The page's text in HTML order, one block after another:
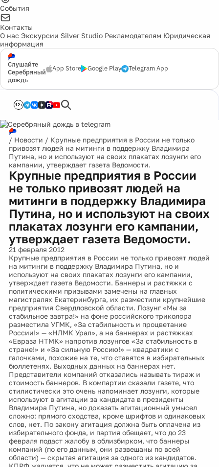
События
Контакты
О нас Экскурсии Silver Studio Рекламодателям Юридическая
информация
Слушайте
Серебряный
дождь
App Store Google Play Telegram App
12+
/ Новости / Крупные предприятия в России не только
привозят людей на митинги в поддержку Владимира
Путина, но и используют на своих плакатах лозунги его
кампании, утверждает газета Ведомости.
Крупные предприятия в России
не только привозят людей на
митинги в поддержку Владимира
Путина, но и используют на своих
плакатах лозунги его кампании,
утверждает газета Ведомости.
21 февраля 2012
Крупные предприятия в России не только привозят людей
на митинги в поддержку Владимира Путина, но и
используют на своих плакатах лозунги его кампании,
утверждает газета Ведомости. Баннеры и растяжки с
политическими призывами замечены на главных
магистралях Екатеринбурга, их разместили крупнейшие
предприятия Свердловской области. Лозунг «Мы за
стабильное завтра!» на фоне российского триколора
разместила УГМК, «За стабильность и процветание
России!» — «НЛМК Урал», а на баннерах и растяжках
«Евраза НТМК» напротив лозунгов «За стабильность в
стране!» и «За сильную Россию!» — квадратики с
галочками, похожие на те, что ставятся в избирательных
бюллетенях. Выходных данных на баннерах нет.
Представители компаний отказались называть тираж и
стоимость баннеров. В компартии сказали газете, что
стилистически это очень напоминает лозунги, которые
используют в агитации за кандидата в президенты
Владимира Путина, но доказать агитационный умысел
сложно: прямого сходства, кроме шрифтов и одинаковых
слов, нет. По закону агитация должна быть оплачена из
избирательного фонда, и партия обещает, что до 23
февраля подаст жалобу в облизбирком, что баннеры
компаний (по его данным, они развешаны по всей
области) — скрытая агитация за одного из кандидатов.